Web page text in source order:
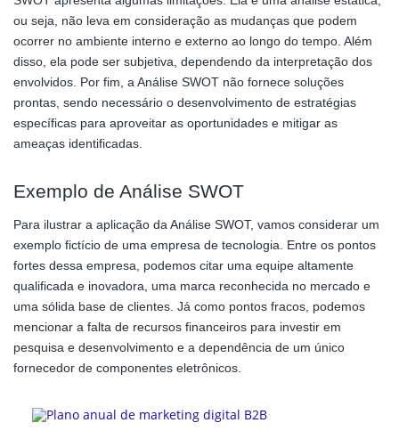
ou seja, não leva em consideração as mudanças que podem
ocorrer no ambiente interno e externo ao longo do tempo. Além
disso, ela pode ser subjetiva, dependendo da interpretação dos
envolvidos. Por fim, a Análise SWOT não fornece soluções
prontas, sendo necessário o desenvolvimento de estratégias
específicas para aproveitar as oportunidades e mitigar as
ameaças identificadas.
Exemplo de Análise SWOT
Para ilustrar a aplicação da Análise SWOT, vamos considerar um
exemplo fictício de uma empresa de tecnologia. Entre os pontos
fortes dessa empresa, podemos citar uma equipe altamente
qualificada e inovadora, uma marca reconhecida no mercado e
uma sólida base de clientes. Já como pontos fracos, podemos
mencionar a falta de recursos financeiros para investir em
pesquisa e desenvolvimento e a dependência de um único
fornecedor de componentes eletrônicos.